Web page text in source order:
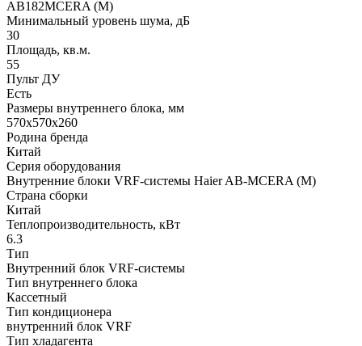
AB182MCERA (M)
Минимальный уровень шума, дБ
30
Площадь, кв.м.
55
Пульт ДУ
Есть
Размеры внутреннего блока, мм
570x570x260
Родина бренда
Китай
Серия оборудования
Внутренние блоки VRF-системы Haier AB-MCERA (M)
Страна сборки
Китай
Теплопроизводительность, кВт
6.3
Тип
Внутренний блок VRF-системы
Тип внутреннего блока
Кассетный
Тип кондиционера
внутренний блок VRF
Тип хладагента